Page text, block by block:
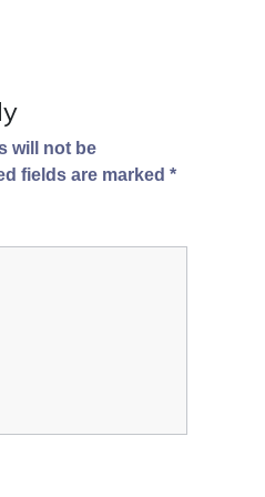
will not be
fields are marked *